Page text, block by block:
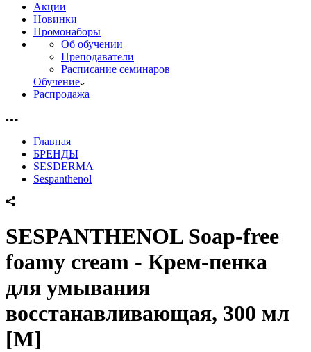
Акции
Новинки
Промонаборы
Об обучении
Преподаватели
Расписание семинаров
Обучение
Распродажа
Главная
БРЕНДЫ
SESDERMA
Sespanthenol
SESPANTHENOL Soap-free
foamy cream - Крем-пенка
для умывания
восстанавливающая, 300 мл
[M]